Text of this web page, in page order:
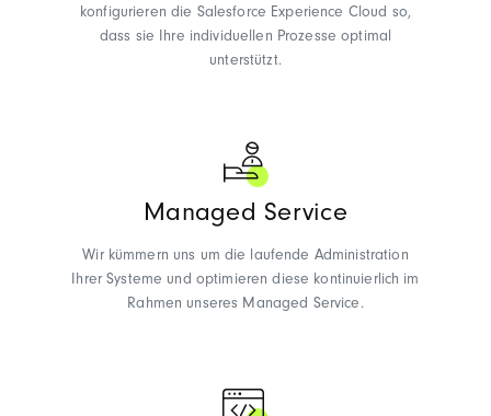
konfigurieren die Salesforce Experience Cloud so,
dass sie Ihre individuellen Prozesse optimal
unterstützt.
Managed Service
Wir kümmern uns um die laufende Administration
Ihrer Systeme und optimieren diese kontinuierlich im
Rahmen unseres Managed Service.